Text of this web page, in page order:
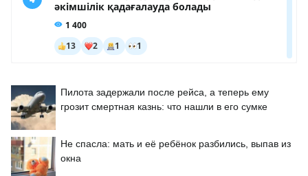
Пилота задержали после рейса, а теперь ему
грозит смертная казнь: что нашли в его сумке
Не спасла: мать и её ребёнок разбились, выпав из
окна